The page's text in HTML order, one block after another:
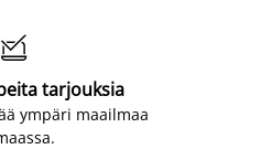

tarjouksia
ympäri maailmaa